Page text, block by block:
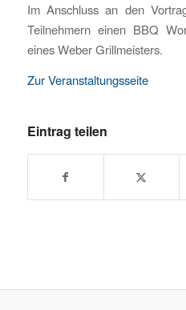
Im Anschluss an den
Teilnehmern einen BBQ
eines Weber Grillmeisters.
Zur Veranstaltungsseite
Eintrag teilen